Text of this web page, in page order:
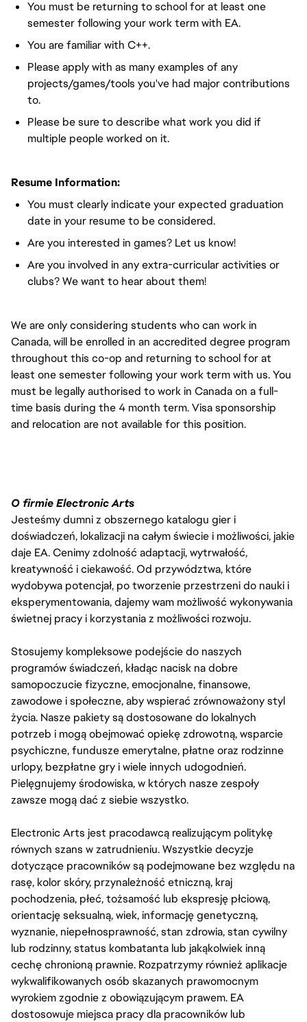
You must be returning to school for at least one
semester following your work term with EA.
You are familiar with C++.
Please apply with as many examples of any
projects/games/tools you've had major contributions
to.
Please be sure to describe what work you did if
multiple people worked on it.
Resume Information:
You must clearly indicate your expected graduation
date in your resume to be considered.
Are you interested in games? Let us know!
Are you involved in any extra-curricular activities or
clubs? We want to hear about them!
We are only considering students who can work in
Canada, will be enrolled in an accredited degree program
throughout this co-op and returning to school for at
least one semester following your work term with us. You
must be legally authorised to work in Canada on a full-
time basis during the 4 month term. Visa sponsorship
and relocation are not available for this position.
O firmie Electronic Arts
Jesteśmy dumni z obszernego katalogu gier i
doświadczeń, lokalizacji na całym świecie i możliwości, jakie
daje EA. Cenimy zdolność adaptacji, wytrwałość,
kreatywność i ciekawość. Od przywództwa, które
wydobywa potencjał, po tworzenie przestrzeni do nauki i
eksperymentowania, dajemy wam możliwość wykonywania
świetnej pracy i korzystania z możliwości rozwoju.
Stosujemy kompleksowe podejście do naszych
programów świadczeń, kładąc nacisk na dobre
samopoczucie fizyczne, emocjonalne, finansowe,
zawodowe i społeczne, aby wspierać zrównoważony styl
życia. Nasze pakiety są dostosowane do lokalnych
potrzeb i mogą obejmować opiekę zdrowotną, wsparcie
psychiczne, fundusze emerytalne, płatne oraz rodzinne
urlopy, bezpłatne gry i wiele innych udogodnień.
Pielęgnujemy środowiska, w których nasze zespoły
zawsze mogą dać z siebie wszystko.
Electronic Arts jest pracodawcą realizującym politykę
równych szans w zatrudnieniu. Wszystkie decyzje
dotyczące pracowników są podejmowane bez względu na
rasę, kolor skóry, przynależność etniczną, kraj
pochodzenia, płeć, tożsamość lub ekspresję płciową,
orientację seksualną, wiek, informację genetyczną,
wyznanie, niepełnosprawność, stan zdrowia, stan cywilny
lub rodzinny, status kombatanta lub jakąkolwiek inną
cechę chronioną prawnie. Rozpatrzymy również aplikacje
wykwalifikowanych osób skazanych prawomocnym
wyrokiem zgodnie z obowiązującym prawem. EA
dostosowuje miejsca pracy dla pracowników lub